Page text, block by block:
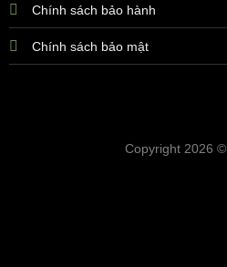
Chính sách bảo hành
Chính sách bảo mật
Copyright 2026 ©